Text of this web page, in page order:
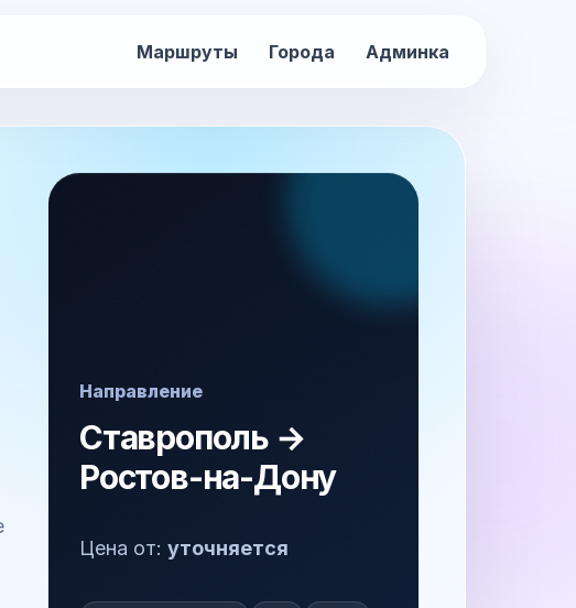
Маршруты Города Админка
Направление
Ставрополь →
Ростов-на-Дону
Цена от: уточняется